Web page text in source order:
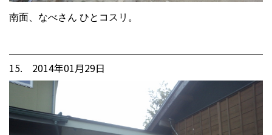
南面、なべさん ひとコスリ。
15. 2014年01月29日